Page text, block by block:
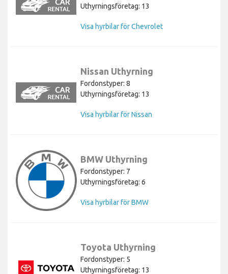
Uthyrningsföretag: 13
Visa hyrbilar för Chevrolet
Nissan Uthyrning
Fordonstyper: 8
Uthyrningsföretag: 13
Visa hyrbilar för Nissan
BMW Uthyrning
Fordonstyper: 7
Uthyrningsföretag: 6
Visa hyrbilar för BMW
Toyota Uthyrning
Fordonstyper: 5
Uthyrningsföretag: 13